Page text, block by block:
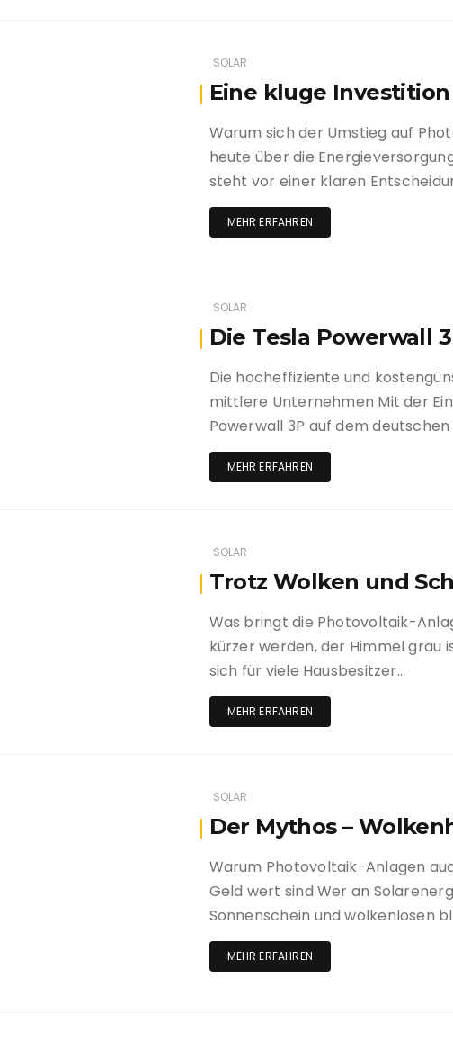
SOLAR
Eine kluge
Warum sich der Umstieg auf
heute über die
steht vor einer klaren
MEHR ERFAHREN
SOLAR
Die Tesla Powerwall
Die hocheffiziente und
mittlere Unternehmen Mit der
Powerwall 3P auf dem
MEHR ERFAHREN
SOLAR
Trotz Wolken und
Was bringt die Photovoltaik-
kürzer werden, der Himmel grau
sich für viele Hausbesitzer…
MEHR ERFAHREN
SOLAR
Der Mythos –
Warum Photovoltaik-Anlagen
Geld wert sind Wer an
Sonnenschein und wolkenlosen
MEHR ERFAHREN